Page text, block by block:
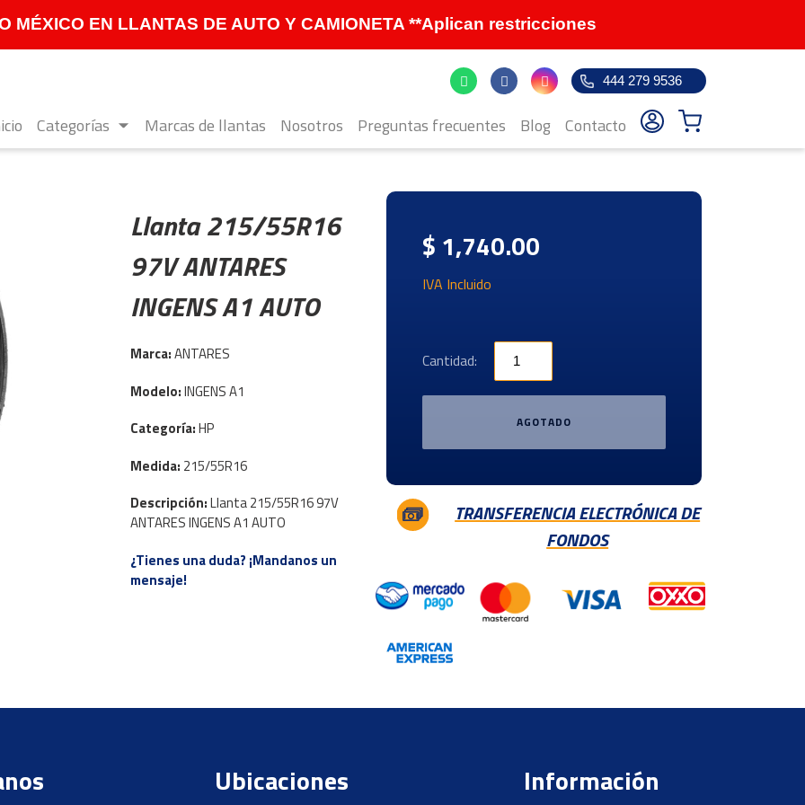
MÉXICO EN LLANTAS DE AUTO Y CAMIONETA **Aplican restricciones
Categorías Marcas de llantas Nosotros Preguntas frecuentes Blog Contacto
444 279 9536
Llanta 215/55R16
97V ANTARES
INGENS A1 AUTO
Marca:ANTARES
Modelo:INGENS A1
Categoría:HP
Medida: 215/55R16
Descripción:Llanta 215/55R16 97V
ANTARES INGENS A1 AUTO
¿Tienes una duda? ¡Mandanos un
mensaje!
$ 1,740.00
IVA Incluido
Cantidad:
AGOTADO
TRANSFERENCIA ELECTRÓNICA DE
FONDOS
Ubicaciones Información